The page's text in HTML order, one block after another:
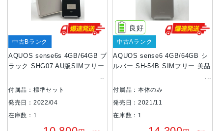
AQUOS sense6s 4GB/64GB ブ
ラック SHG07 AU版SIMフリー
中古Bランク
付属品：標準セット
発売日：2022/04
在庫数：1
AQUOS sense6 4GB/64GB シ
ルバー SH-54B SIMフリー 美品
良好
中古Aランク
付属品：本体のみ
発売日：2021/11
在庫数：1